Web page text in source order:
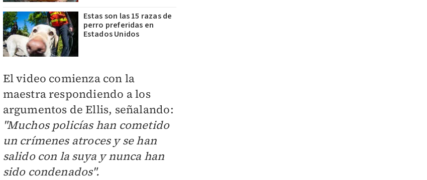
Estas son las 15 razas de
perro preferidas en
Estados Unidos
El video comienza con la
maestra respondiendo a los
argumentos de Ellis, señalando:
"Muchos policías han cometido
un crímenes atroces y se han
salido con la suya y nunca han
sido condenados".